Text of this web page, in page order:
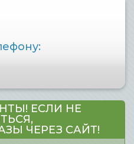
ЕСЛИ НЕ
ЧЕРЕЗ САЙТ!